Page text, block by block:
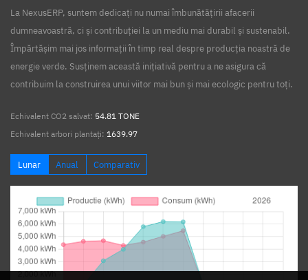
La NexusERP, suntem dedicați nu numai îmbunătățirii afacerii
dumneavoastră, ci și contribuției la un mediu mai durabil și sustenabil.
Împărtășim mai jos informații în timp real despre producția noastră de
energie verde. Susținem această inițiativă pentru a ne asigura că
contribuim la construirea unui viitor mai bun și mai ecologic pentru toți.
Echivalent CO2 salvat: 54.81 TONE
Echivalent arbori plantați: 1639.97
Lunar Anual Comparativ